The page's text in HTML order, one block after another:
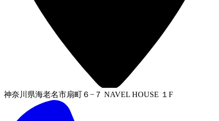
神奈川県海老名市扇町６−７ NAVEL HOUSE １F